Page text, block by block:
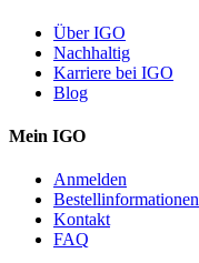
Über IGO
Nachhaltig
Karriere bei IGO
Blog
Mein IGO
Anmelden
Bestellinformationen
Kontakt
FAQ